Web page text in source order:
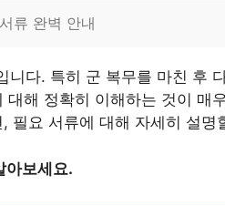
류 완벽 안내
니다. 특히 군 복무를 마친 후
해 정확히 이해하는 것이 매
필요 서류에 대해 자세히 설명
아보세요.